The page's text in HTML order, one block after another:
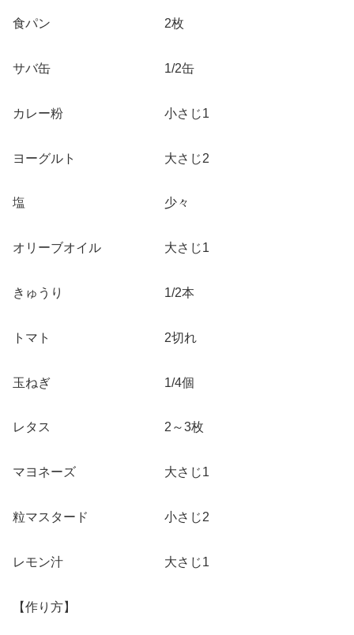
食パン 2枚
サバ缶 1/2缶
カレー粉 小さじ1
ヨーグルト 大さじ2
塩 少々
オリーブオイル 大さじ1
きゅうり 1/2本
トマト 2切れ
玉ねぎ 1/4個
レタス 2～3枚
マヨネーズ 大さじ1
粒マスタード 小さじ2
レモン汁 大さじ1
【作り方】